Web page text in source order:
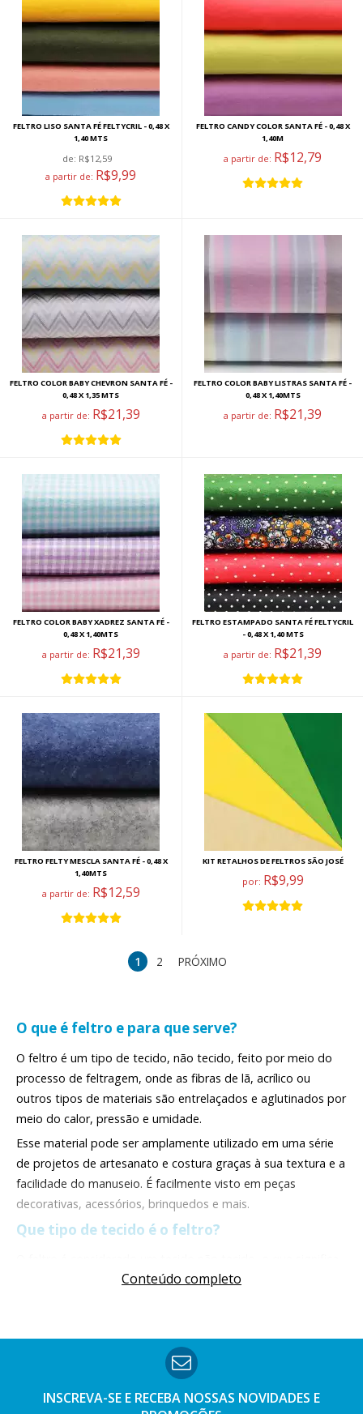
FELTRO LISO SANTA FÉ FELTYCRIL - 0,48 X
1,40 MTS
de: R$12,59
a partir de: R$9,99
FELTRO CANDY COLOR SANTA FÉ - 0,48 X
1,40M
a partir de: R$12,79
FELTRO COLOR BABY CHEVRON SANTA FÉ -
0,48 X 1,35 MTS
a partir de: R$21,39
FELTRO COLOR BABY LISTRAS SANTA FÉ -
0,48 X 1,40MTS
a partir de: R$21,39
FELTRO COLOR BABY XADREZ SANTA FÉ -
0,48 X 1,40MTS
a partir de: R$21,39
FELTRO ESTAMPADO SANTA FÉ FELTYCRIL
- 0,48 X 1,40 MTS
a partir de: R$21,39
FELTRO FELTY MESCLA SANTA FÉ - 0,48 X
1,40MTS
a partir de: R$12,59
KIT RETALHOS DE FELTROS SÃO JOSÉ
por: R$9,99
1 2 PRÓXIMO
O que é feltro e para que serve?
O feltro é um tipo de tecido, não tecido, feito por meio do
processo de feltragem, onde as fibras de lã, acrílico ou
outros tipos de materiais são entrelaçados e aglutinados por
meio do calor, pressão e umidade.
Esse material pode ser amplamente utilizado em uma série
de projetos de artesanato e costura graças à sua textura e a
facilidade do manuseio. É facilmente visto em peças
decorativas, acessórios, brinquedos e mais.
Que tipo de tecido é o feltro?
que, na verdade, não é tecido ou tricotado por meio de fios.
de ambos.
O que eu posso fazer com feltro?
O feltro é um material de grande versatilidade, podendo ser
Conteúdo completo
INSCREVA-SE E RECEBA NOSSAS NOVIDADES E